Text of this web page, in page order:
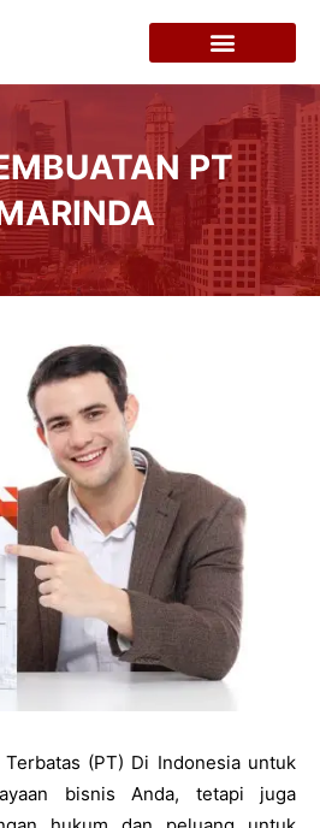
PT
(PT) Di Indonesia untuk
bisnis Anda, tetapi juga